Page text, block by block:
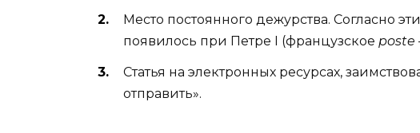
Место постоянного дежурства. Согласно
появилось при Петре I (французское poste
Статья на электронных ресурсах,
отправить».